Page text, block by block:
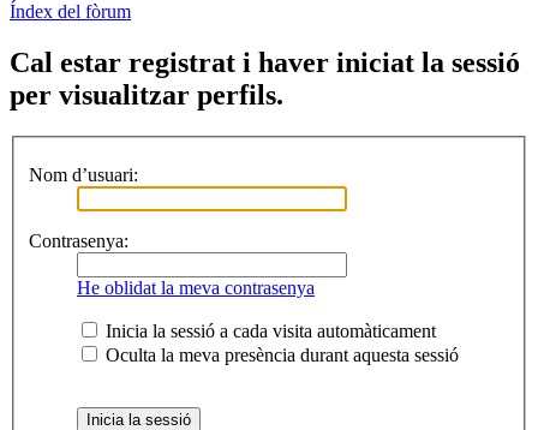
Índex del fòrum
Cal estar registrat i haver iniciat la sessió
per visualitzar perfils.
Nom d’usuari:
Contrasenya:
He oblidat la meva contrasenya
Inicia la sessió a cada visita automàticament
Oculta la meva presència durant aquesta sessió